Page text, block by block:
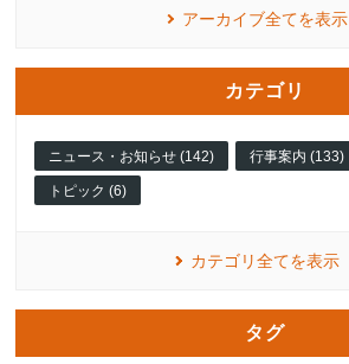
アーカイブ全てを表示
カテゴリ
ニュース・お知らせ (142) 行事案内 (133)
トピック (6)
カテゴリ全てを表示
タグ